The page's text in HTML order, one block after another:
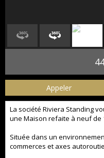
Appeler
La société Riviera Standing
une Maison refaite à neuf de
Située dans un
commerces et axes